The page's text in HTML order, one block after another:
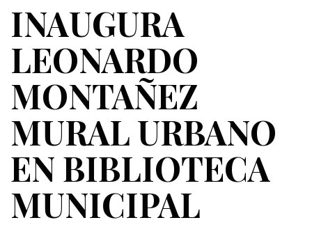
INAUGURA
LEONARDO
MONTAÑEZ
MURAL URBANO
EN BIBLIOTECA
MUNICIPAL